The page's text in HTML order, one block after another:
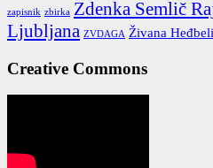
zapisnik zbirka Zdenka Semlič
Ljubljana ZVDAGA Živana Heđbeli
Creative Commons